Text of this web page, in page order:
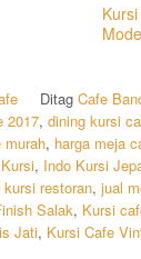
Ditag Cafe
2017, dining kursi
murah, harga meja
, Indo Kursi
kursi restoran, jual
Salak, Kursi
Jati, Kursi Cafe